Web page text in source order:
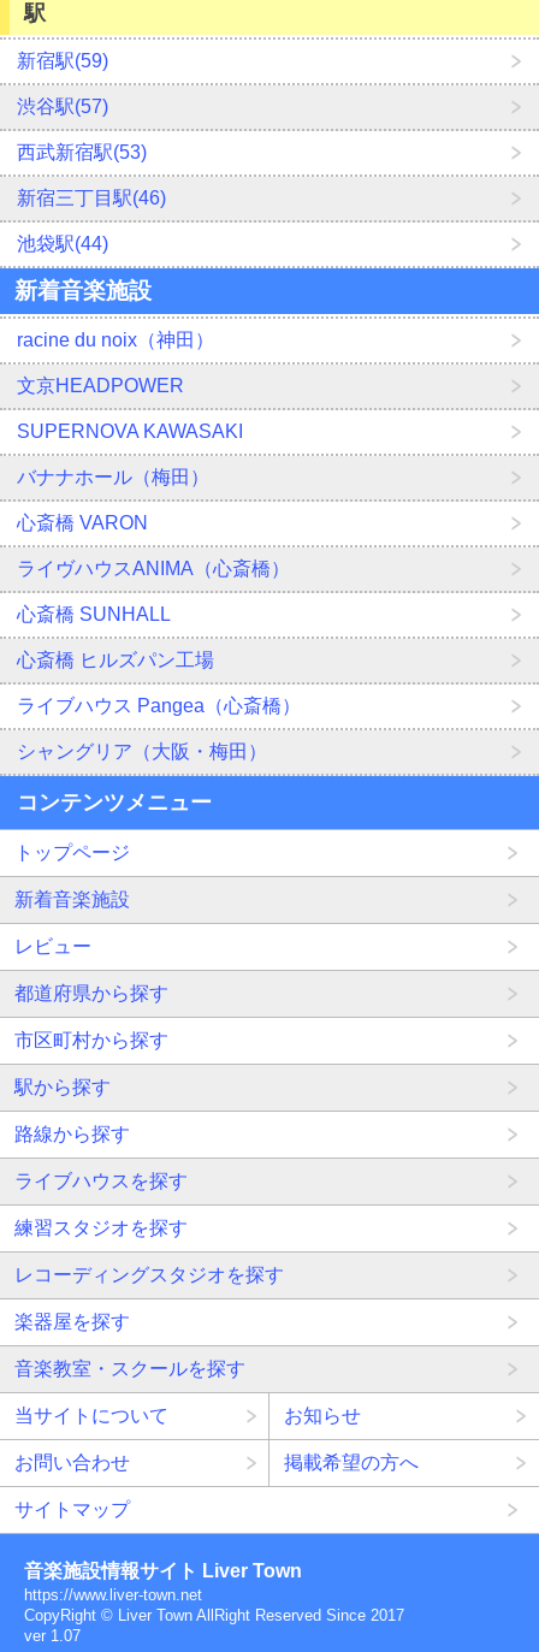
駅
新宿駅(59)
渋谷駅(57)
西武新宿駅(53)
新宿三丁目駅(46)
池袋駅(44)
新着音楽施設
racine du noix（神田）
文京HEADPOWER
SUPERNOVA KAWASAKI
バナナホール（梅田）
心斎橋 VARON
ライヴハウスANIMA（心斎橋）
心斎橋 SUNHALL
心斎橋 ヒルズパン工場
ライブハウス Pangea（心斎橋）
シャングリア（大阪・梅田）
コンテンツメニュー
トップページ
新着音楽施設
レビュー
都道府県から探す
市区町村から探す
駅から探す
路線から探す
ライブハウスを探す
練習スタジオを探す
レコーディングスタジオを探す
楽器屋を探す
音楽教室・スクールを探す
当サイトについて お知らせ
お問い合わせ 掲載希望の方へ
サイトマップ
音楽施設情報サイト Liver Town
https://www.liver-town.net
CopyRight © Liver Town AllRight Reserved Since 2017
ver 1.07